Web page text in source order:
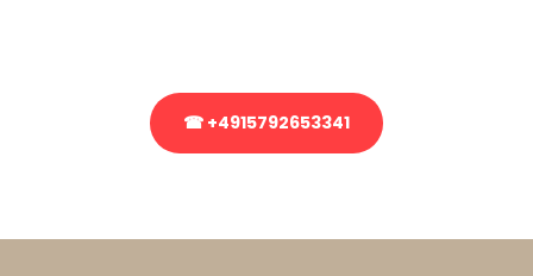
☎ +4915792653341